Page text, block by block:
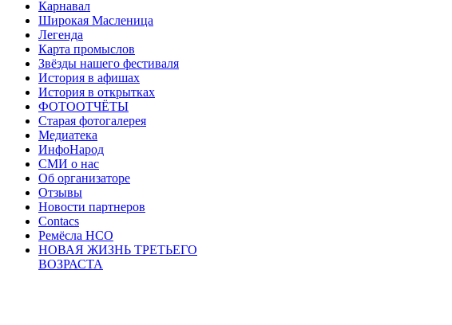
Карнавал
Широкая Масленица
Легенда
Карта промыслов
Звёзды нашего фестиваля
История в афишах
История в открытках
ФОТООТЧЁТЫ
Старая фотогалерея
Медиатека
ИнфоНарод
СМИ о нас
Об организаторе
Отзывы
Новости партнеров
Contacs
Ремёсла НСО
НОВАЯ ЖИЗНЬ ТРЕТЬЕГО
ВОЗРАСТА